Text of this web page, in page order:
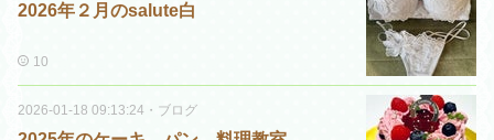
2026年２月のsalute白
10
2026-01-18 09:13:24 ・ ブログ